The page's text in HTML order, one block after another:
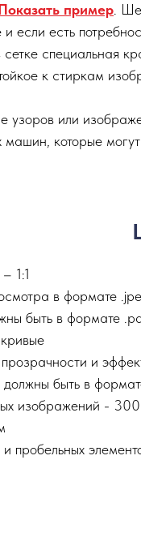
пример .
если есть
специальная
к стиркам
узоров или
которые
1:1
в формате
быть в формате
и
быть в
изображений -
пробельных